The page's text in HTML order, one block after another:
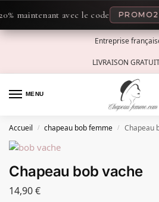
maintenant avec le code PROMO20
Entreprise
LIVRAISON
MENU
Accueil / chapeau bob femme / Chapeau
Chapeau bob vache
14,90€